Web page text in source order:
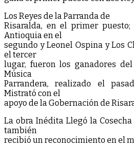
Los Reyes de la Parranda de
Risaralda, en el primer puesto;
Antioquia en el
segundo y Leonel Ospina y Los
el tercer
lugar, fueron los ganadores
Música
Parrandera, realizado el
Mistrató con el
apoyo de la Gobernación de
La obra Inédita Llegó la
también
recibió un reconocimiento en el